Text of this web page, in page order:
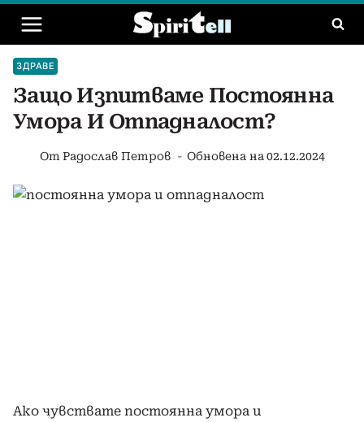
Към
съдържанието
ЗДРАВЕ
Защо Изпитваме Постоянна
Умора И Отпадналост?
От Радослав Петров Обновена на 02.12.2024
Ако чувствате постоянна умора и